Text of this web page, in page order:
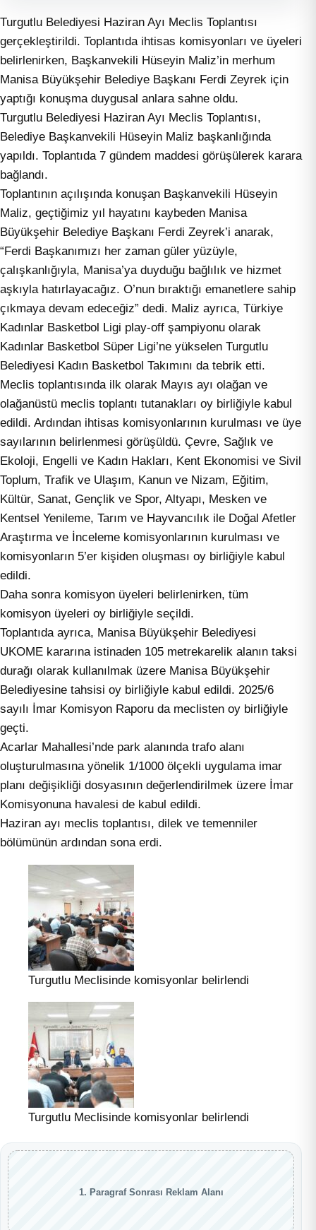
Turgutlu Belediyesi Haziran Ayı Meclis Toplantısı
gerçekleştirildi. Toplantıda ihtisas komisyonları ve üyeleri
belirlenirken, Başkanvekili Hüseyin Maliz’in merhum
Manisa Büyükşehir Belediye Başkanı Ferdi Zeyrek için
yaptığı konuşma duygusal anlara sahne oldu.
Turgutlu Belediyesi Haziran Ayı Meclis Toplantısı,
Belediye Başkanvekili Hüseyin Maliz başkanlığında
yapıldı. Toplantıda 7 gündem maddesi görüşülerek karara
bağlandı.
Toplantının açılışında konuşan Başkanvekili Hüseyin
Maliz, geçtiğimiz yıl hayatını kaybeden Manisa
Büyükşehir Belediye Başkanı Ferdi Zeyrek’i anarak,
“Ferdi Başkanımızı her zaman güler yüzüyle,
çalışkanlığıyla, Manisa’ya duyduğu bağlılık ve hizmet
aşkıyla hatırlayacağız. O’nun bıraktığı emanetlere sahip
çıkmaya devam edeceğiz” dedi. Maliz ayrıca, Türkiye
Kadınlar Basketbol Ligi play-off şampiyonu olarak
Kadınlar Basketbol Süper Ligi’ne yükselen Turgutlu
Belediyesi Kadın Basketbol Takımını da tebrik etti.
Meclis toplantısında ilk olarak Mayıs ayı olağan ve
olağanüstü meclis toplantı tutanakları oy birliğiyle kabul
edildi. Ardından ihtisas komisyonlarının kurulması ve üye
sayılarının belirlenmesi görüşüldü. Çevre, Sağlık ve
Ekoloji, Engelli ve Kadın Hakları, Kent Ekonomisi ve Sivil
Toplum, Trafik ve Ulaşım, Kanun ve Nizam, Eğitim,
Kültür, Sanat, Gençlik ve Spor, Altyapı, Mesken ve
Kentsel Yenileme, Tarım ve Hayvancılık ile Doğal Afetler
Araştırma ve İnceleme komisyonlarının kurulması ve
komisyonların 5’er kişiden oluşması oy birliğiyle kabul
edildi.
Daha sonra komisyon üyeleri belirlenirken, tüm
komisyon üyeleri oy birliğiyle seçildi.
Toplantıda ayrıca, Manisa Büyükşehir Belediyesi
UKOME kararına istinaden 105 metrekarelik alanın taksi
durağı olarak kullanılmak üzere Manisa Büyükşehir
Belediyesine tahsisi oy birliğiyle kabul edildi. 2025/6
sayılı İmar Komisyon Raporu da meclisten oy birliğiyle
geçti.
Acarlar Mahallesi’nde park alanında trafo alanı
oluşturulmasına yönelik 1/1000 ölçekli uygulama imar
planı değişikliği dosyasının değerlendirilmek üzere İmar
Komisyonuna havalesi de kabul edildi.
Haziran ayı meclis toplantısı, dilek ve temenniler
bölümünün ardından sona erdi.
Turgutlu Meclisinde komisyonlar belirlendi
Turgutlu Meclisinde komisyonlar belirlendi
1. Paragraf Sonrası Reklam Alanı